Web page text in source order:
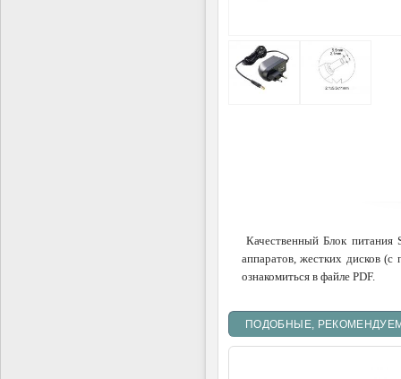
Качественный Блок
аппаратов, жестких дисков
ознакомиться в файле PDF.
ПОДОБНЫЕ,